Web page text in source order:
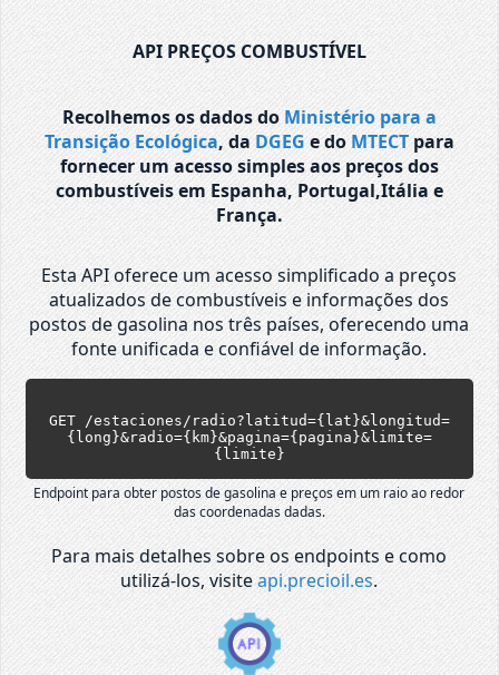
API PREÇOS COMBUSTÍVEL
Recolhemos os dados do Ministério para a
Transição Ecológica, da DGEG e do MTECTpara
fornecer um acesso simples aos preços dos
combustíveis em Espanha, Portugal,Itália e
França.
Esta API oferece um acesso simplificado a preços
atualizados de combustíveis e informações dos
postos de gasolina nos três países, oferecendo uma
fonte unificada e confiável de informação.
GET /estaciones/radio?latitud={lat}&longitud=
{long}&radio={km}&pagina={pagina}&limite=
{limite}
Endpoint para obter postos de gasolina e preços em um raio ao redor
das coordenadas dadas.
Para mais detalhes sobre os endpoints e como
utilizá-los, visiteapi.precioil.es.